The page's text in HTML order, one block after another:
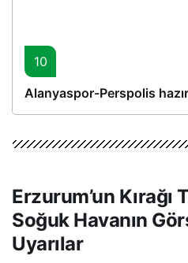
10
Alanyaspor-Perspolis
Erzurum’un Kırağı
Soğuk Havanın
Uyarılar